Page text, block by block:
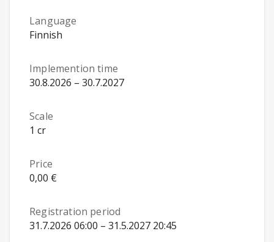
Language
Finnish
Implemention time
30.8.2026 – 30.7.2027
Scale
1 cr
Price
0,00 €
Registration period
31.7.2026 06:00 – 31.5.2027 20:45